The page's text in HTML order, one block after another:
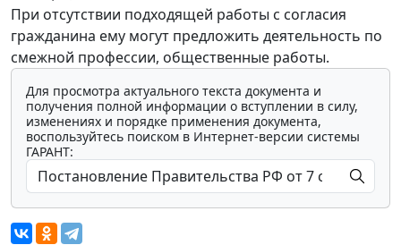
При отсутствии подходящей работы с согласия
гражданина ему могут предложить деятельность по
смежной профессии, общественные работы.
Для просмотра актуального текста документа и
получения полной информации о вступлении в силу,
изменениях и порядке применения документа,
воспользуйтесь поиском в Интернет-версии системы
ГАРАНТ: